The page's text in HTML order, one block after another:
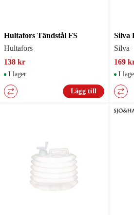
Hultafors Tändstål FS
Hultafors
138 kr
I lager
Lägg till
Silva
Silva
169
I